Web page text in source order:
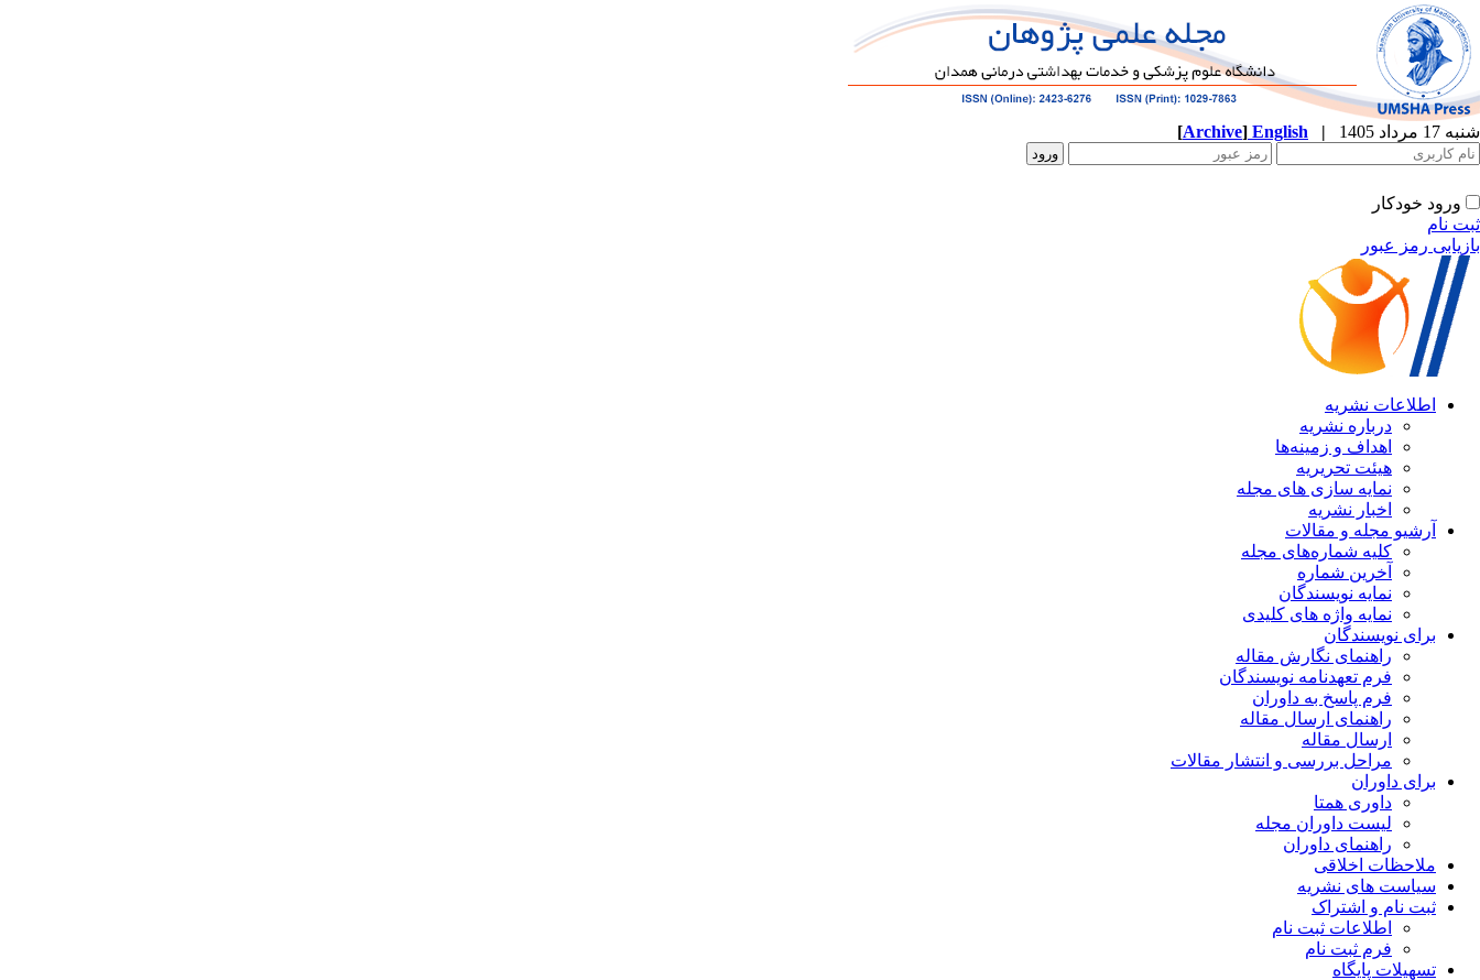
شنبه 17 مرداد 1405 |
English
[Archive]
ورود خودکار
ثبت نام
بازیابی رمز عبور
اطلاعات نشریه
درباره نشریه
اهداف و زمینه‌ها
هیئت تحریریه
نمایه سازی های مجله
اخبار نشریه
آرشیو مجله و مقالات
کلیه شماره‌های مجله
آخرین شماره
نمایه نویسندگان
نمایه واژه های کلیدی
برای نویسندگان
راهنمای نگارش مقاله
فرم تعهدنامه نویسندگان
فرم پاسخ به داوران
راهنمای ارسال مقاله
ارسال مقاله
مراحل بررسی و انتشار مقالات
برای داوران
داوری همتا
لیست داوران مجله
راهنمای داوران
ملاحظات اخلاقی
سیاست های نشریه
ثبت نام و اشتراک
اطلاعات ثبت نام
فرم ثبت نام
تسهیلات پایگاه